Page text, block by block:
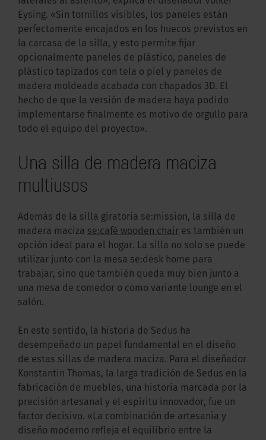
Eysing. «Sin tornillos visibles, los paneles están
perfectamente encajados en los huecos previstos en
la carcasa de la silla, y esto permite fijar
opcionalmente paneles de plástico, paneles de
plástico tapizados con tela o piel y paneles de
madera moldeada acabada con chapados 3D. El
hecho de que la versión de madera haya podido
implementarse finalmente es motivo de orgullo para
todo el equipo del proyecto».
Una silla de madera maciza
multiusos
Además de la silla giratoria se:mission, la silla de
madera maciza se:café wooden chair es también un
opción ideal para el hogar. La silla no solo se puede
utilizar junto con la mesa se:desk home para
trabajar, sino que también queda muy bien junto a
una mesa de comedor o como variante lounge en el
salón.
En este sentido, la historia de Sedus ha
desempeñado un papel fundamental en el diseño
de estas sillas de madera maciza. Para el diseñador
Konstantin Thomas, la larga tradición de Sedus en la
fabricación de muebles, una historia marcada por la
precisión artesanal y el espíritu innovador, fue un
factor decisivo. «La combinación de artesanía y
diseño moderno refleja el equilibrio entre la